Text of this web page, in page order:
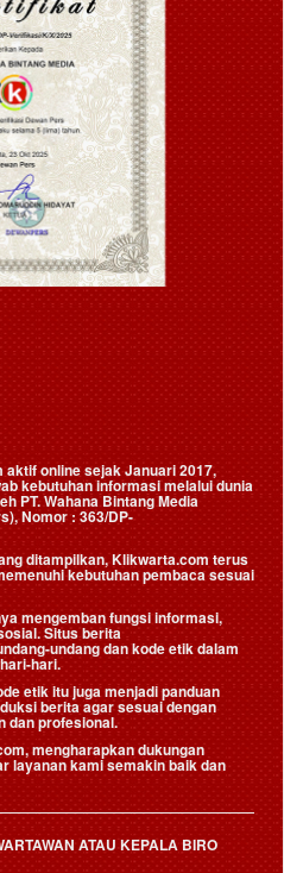
online sejak Januari 2017,
kebutuhan informasi melalui dunia
PT. Wahana Bintang Media
, Nomor : 363/DP-
ditampilkan, Klikwarta.com terus
kebutuhan pembaca sesuai
mengemban fungsi informasi,
Situs berita
undang dan kode etik dalam
hari.
etik itu juga menjadi panduan
berita agar sesuai dengan
dan profesional.
mengharapkan dukungan
layanan kami semakin baik dan
ATAU KEPALA BIRO